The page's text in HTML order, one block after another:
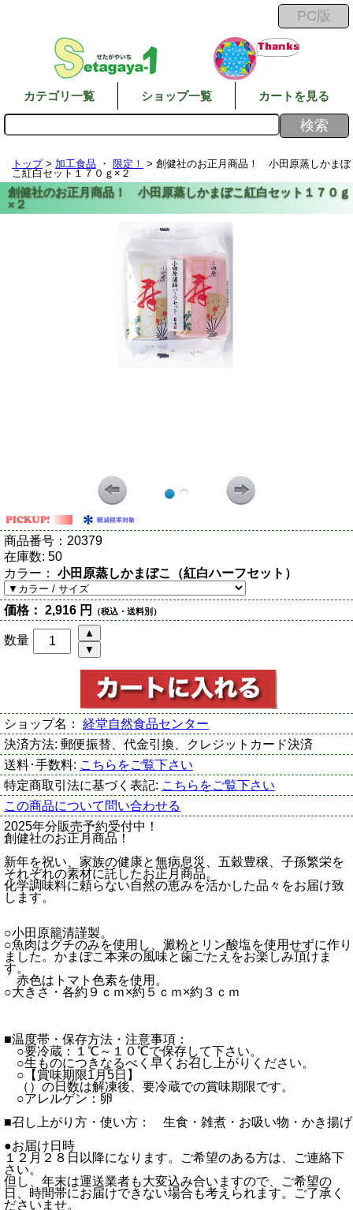
カテゴリ一覧 ショップ一覧 カートを見る
トップ> 加工食品 ・ 限定！ > 創健社のお正月商品！ 小田原蒸しかまぼ
こ紅白セット１７０ｇ×２
商品番号： 20379
在庫数: 50
カラー： 小田原蒸しかまぼこ（紅白ハーフセット）
価格： 2,916 円 （税込・送料別）
数量
ショップ名： 経堂自然食品センター
決済方法: 郵便振替、代金引換、クレジットカード決済
送料･手数料: こちらをご覧下さい
特定商取引法に基づく表記: こちらをご覧下さい
この商品について問い合わせる
2025年分販売予約受付中！
創健社のお正月商品！
新年を祝い、家族の健康と無病息災、五穀豊穣、子孫繁栄を
それぞれの素材に託したお正月商品。
化学調味料に頼らない自然の恵みを活かした品々をお届け致
します。
○小田原籠清謹製。
○魚肉はグチのみを使用し、澱粉とリン酸塩を使用せずに作り
ました。かまぼこ本来の風味と歯ごたえをお楽しみ頂けま
す。
赤色はトマト色素を使用。
○大きさ・各約９ｃｍ×約５ｃｍ×約３ｃｍ
■温度帯・保存方法・注意事項：
○要冷蔵：１℃～１０℃で保存して下さい。
○生ものにつきなるべく早くお召し上がりください。
○【賞味期限1月5日】
（）の日数は解凍後、要冷蔵での賞味期限です。
○アレルゲン：卵
■召し上がり方・使い方： 生食・雑煮・お吸い物・かき揚げ
●お届け日時
１２月２８日以降になります。ご希望のある方は、ご連絡下
さい。
但し、年末は運送業者も大変込み合いますので、ご希望の
日、時間帯にお届けできない場合も考えられます。ご了承く
ださいませ。